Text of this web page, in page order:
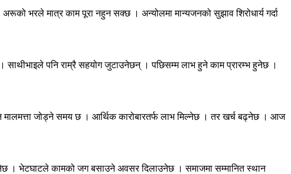
भरले मात्र काम पूरा नहुन सक्छ । अन्योलमा मान्यजनको सुझाव शिरोधार्य गर्दा
साथीभाइले पनि राम्रै सहयोग जुटाउनेछन् । पछिसम्म लाभ हुने काम प्रारम्भ हुनेछ ।
मालमत्ता जोड्ने समय छ । आर्थिक कारोबारतर्फ लाभ मिल्नेछ । तर खर्च बढ्नेछ । आज
। भेटघाटले कामको जग बसाउने अवसर दिलाउनेछ । समाजमा सम्मानित स्थान